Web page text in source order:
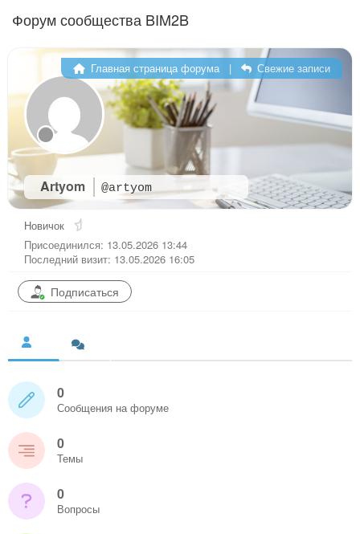
Форум сообщества BIM2B
Artyom @artyom
Главная страница форума| Свежие записи
Новичок
Присоединился: 13.05.2026 13:44
Последний визит: 13.05.2026 16:05
Подписаться
0
Сообщения на форуме
0
Темы
0
Вопросы